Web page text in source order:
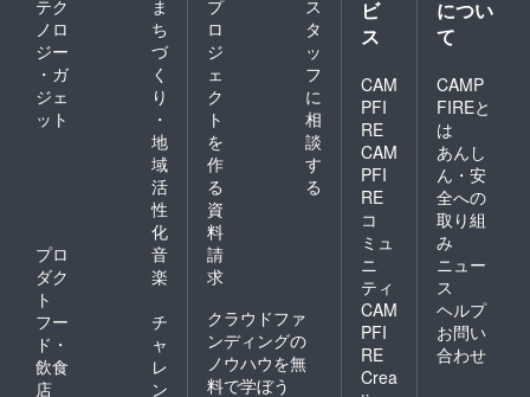
テク
ノロ
ジー
・ガ
ジェ
ット
ま
ち
づ
く
り
・
地
域
活
性
化
プロ
ダク
ト
音
楽
フー
ド・
飲食
店
チ
ャ
レ
ン
プ
ロ
ジ
ェ
ク
ト
を
作
る
ス
タ
ッ
フ
に
相
談
す
る
資
料
請
求
クラウドファ
ンディングの
ノウハウを無
料で学ぼう
ビ
ス
CAM
PFI
RE
CAM
PFI
RE
コ
ミュ
ニ
ティ
CAM
PFI
RE
Crea
につい
て
CAMP
FIREと
は
あんし
ん・安
全への
取り組
み
ニュー
ス
ヘルプ
お問い
合わせ